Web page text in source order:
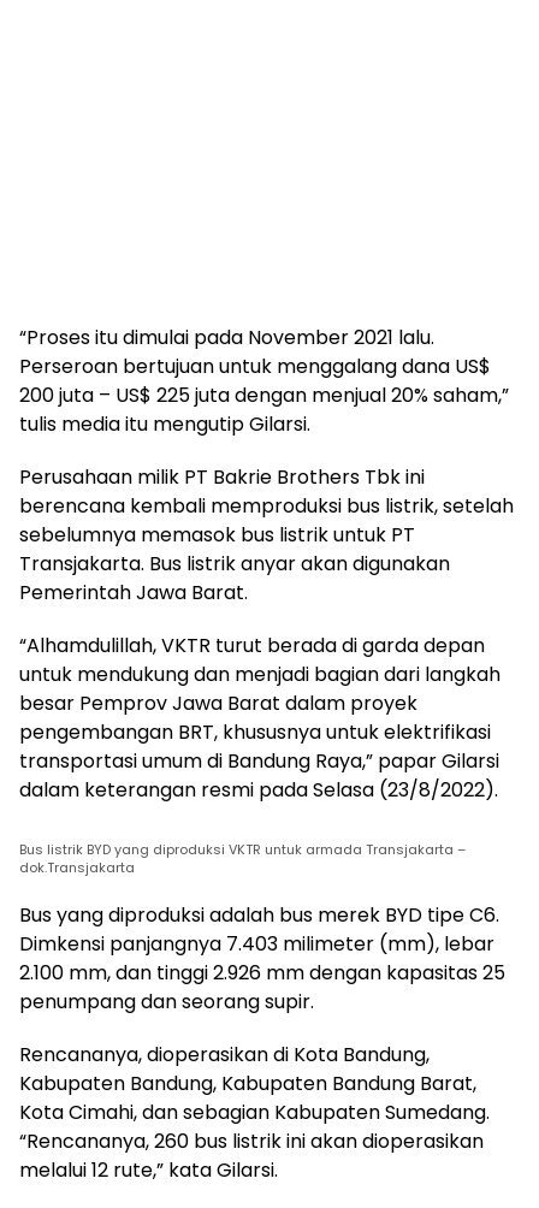
“Proses itu dimulai pada November 2021 lalu.
Perseroan bertujuan untuk menggalang dana US$
200 juta – US$ 225 juta dengan menjual 20% saham,”
tulis media itu mengutip Gilarsi.
Perusahaan milik PT Bakrie Brothers Tbk ini
berencana kembali memproduksi bus listrik, setelah
sebelumnya memasok bus listrik untuk PT
Transjakarta. Bus listrik anyar akan digunakan
Pemerintah Jawa Barat.
“Alhamdulillah, VKTR turut berada di garda depan
untuk mendukung dan menjadi bagian dari langkah
besar Pemprov Jawa Barat dalam proyek
pengembangan BRT, khususnya untuk elektrifikasi
transportasi umum di Bandung Raya,” papar Gilarsi
dalam keterangan resmi pada Selasa (23/8/2022).
Bus listrik BYD yang diproduksi VKTR untuk armada Transjakarta –
dok.Transjakarta
Bus yang diproduksi adalah bus merek BYD tipe C6.
Dimkensi panjangnya 7.403 milimeter (mm), lebar
2.100 mm, dan tinggi 2.926 mm dengan kapasitas 25
penumpang dan seorang supir.
Rencananya, dioperasikan di Kota Bandung,
Kabupaten Bandung, Kabupaten Bandung Barat,
Kota Cimahi, dan sebagian Kabupaten Sumedang.
“Rencananya, 260 bus listrik ini akan dioperasikan
melalui 12 rute,” kata Gilarsi.